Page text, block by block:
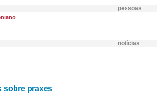
pessoas
notícias
sobre praxes